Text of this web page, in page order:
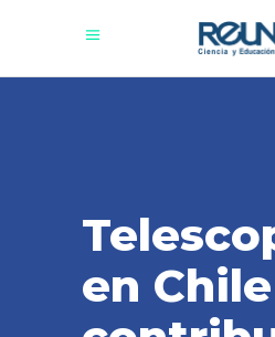
en Chile